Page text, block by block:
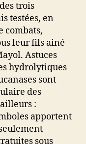
trois
testées, en
combats,
leur fils ainé
Astuces
hydrolytiques
sont
des
:
apportent
sous